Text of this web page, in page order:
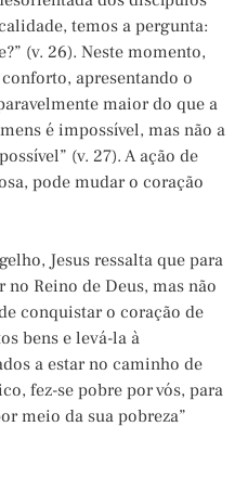
temos a pergunta:
(v. 26). Neste momento,
apresentando o
maior do que a
é impossível, mas não a
(v. 27). A ação de
pode mudar o coração
Jesus ressalta que para
Reino de Deus, mas não
conquistar o coração de
bens e levá-la à
a estar no caminho de
fez-se pobre por vós, para
meio da sua pobreza”